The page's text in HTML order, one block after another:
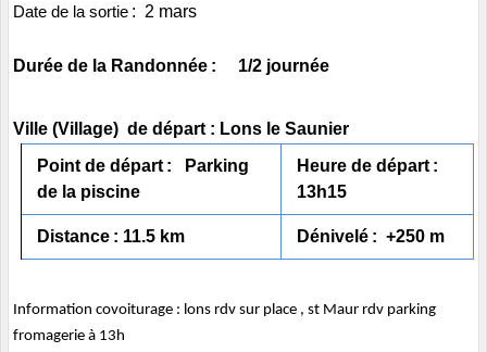
Date de la sortie : 2 mars
Durée de la Randonnée : 1/2 journée
Ville (Village) de départ : Lons le Saunier
Point de départ : Parking
de la piscine
Heure de départ :
13h15
Distance : 11.5 km Dénivelé : +250 m
Information covoiturage : lons rdv sur place , st Maur rdv parking
fromagerie à 13h